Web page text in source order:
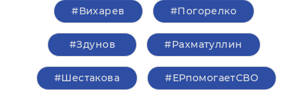
#Вихарев #Погорелко
#Здунов #Рахматуллин
#Шестакова #ЕРпомогаетСВО